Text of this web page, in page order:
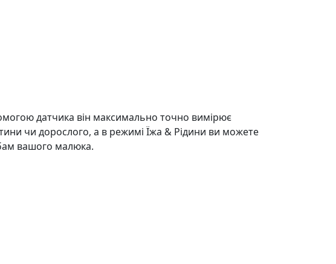
датчика він максимально точно вимірює
чи дорослого, а в режимі Їжа & Рідини ви можете
вашого малюка.